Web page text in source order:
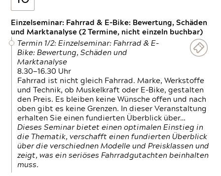
Einzelseminar: Fahrrad & E-Bike: Bewertung, Schäden
und Marktanalyse (2 Termine, nicht einzeln buchbar)
Termin 1/2: Einzelseminar: Fahrrad & E-
Bike: Bewertung, Schäden und
Marktanalyse
8.30—16.30 Uhr
Fahrrad ist nicht gleich Fahrrad. Marke, Werkstoffe
und Technik, ob Muskelkraft oder E-Bike, gestalten
den Preis. Es bleiben keine Wünsche offen und nach
oben gibt es keine Grenzen. In dieser Veranstaltung
erhalten Sie einen fundierten Überblick über…
Dieses Seminar bietet einen optimalen Einstieg in
die Thematik, verschafft einen fundierten Überblick
über die verschiednen Modelle und Preisklassen und
zeigt, was ein seriöses Fahrradgutachten beinhalten
muss.